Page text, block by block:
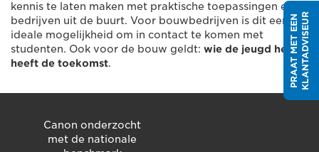
kennis te laten maken met praktische toepassingen en
bedrijven uit de buurt. Voor bouwbedrijven is dit een
ideale mogelijkheid om in contact te komen met
studenten. Ook voor de bouw geldt: wie de jeugd heeft,
heeft de toekomst.
Canon onderzocht
met de nationale
P
R
A
A
T
M
E
T
E
E
N
K
L
A
N
T
A
D
V
I
S
E
UR